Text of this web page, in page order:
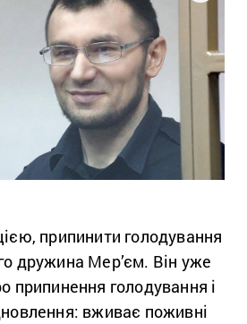
припинити голодування
дружина Мер’єм. Він уже
припинення голодування і
вживає поживні